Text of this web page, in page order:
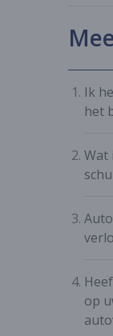
Ik
het
Wat
op